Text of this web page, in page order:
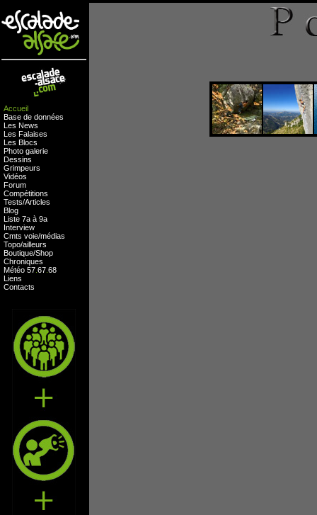
Accueil
Base de données
Les News
Les Falaises
Les Blocs
Photo galerie
Dessins
Grimpeurs
Vidéos
Forum
Compétitions
Tests/Articles
Blog
Liste 7a à 9a
Interview
Cmts voie/médias
Topo/ailleurs
Boutique/Shop
Chroniques
Météo 57 67 68
Liens
Contacts